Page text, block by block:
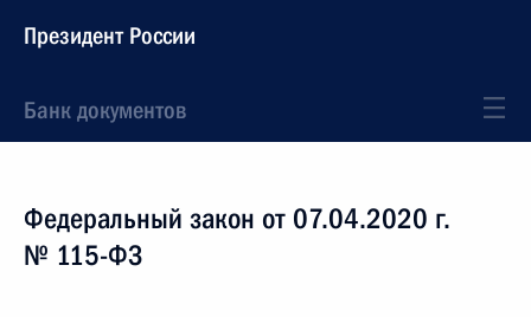
Президент России
Банк документов
Федеральный закон от 07.04.2020 г.
№ 115-ФЗ